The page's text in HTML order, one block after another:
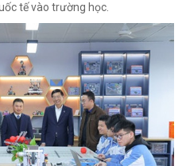
tế vào trường học.